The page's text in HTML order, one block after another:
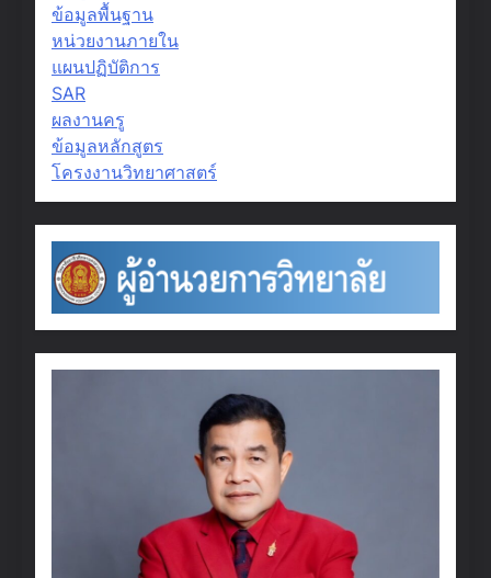
ข้อมูลพื้นฐาน
หน่วยงานภายใน
แผนปฏิบัติการ
SAR
ผลงานครู
ข้อมูลหลักสูตร
โครงงานวิทยาศาสตร์